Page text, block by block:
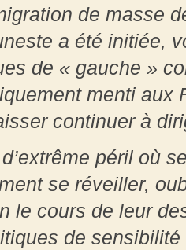
de masse
a été initiée,
de « gauche »
menti aux
continuer à
péril où
se réveiller,
le cours de leur
de